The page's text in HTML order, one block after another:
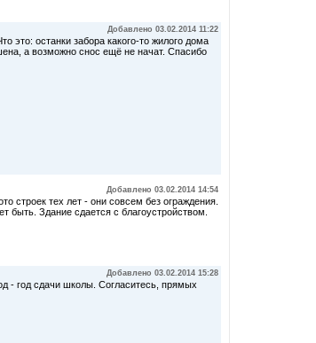
Добавлено 03.02.2014 11:22
это: останки забора какого-то жилого дома
а возможно снос ещё не начат. Спасибо
Добавлено 03.02.2014 14:54
строек тех лет - они совсем без ограждения.
быть. Здание сдается с благоустройством.
Добавлено 03.02.2014 15:28
- год сдачи школы. Согласитесь, прямых